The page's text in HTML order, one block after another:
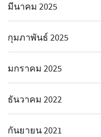
มีนาคม 2025
กุมภาพันธ์ 2025
มกราคม 2025
ธันวาคม 2022
กันยายน 2021